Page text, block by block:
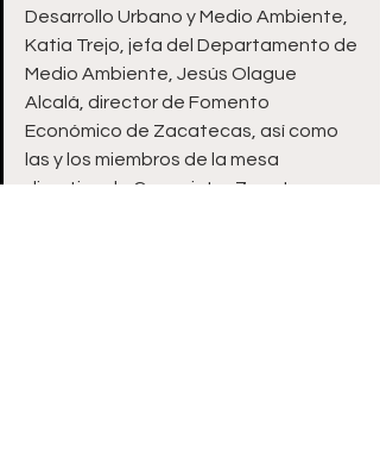
Desarrollo Urbano y Medio Ambiente,
Katia Trejo, jefa del Departamento de
Medio Ambiente, Jesús Olague
Alcalá, director de Fomento
Económico de Zacatecas, así como
las y los miembros de la mesa
directiva de Canacintra Zacatecas.